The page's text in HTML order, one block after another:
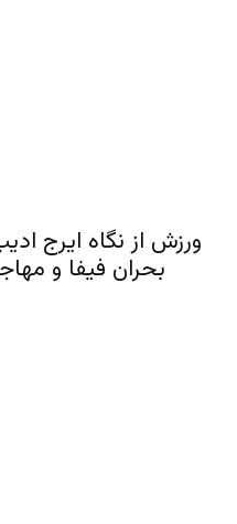
ورزش از نگاه ایرج
بحران فیفا و مهاجرت ـ ۱۴